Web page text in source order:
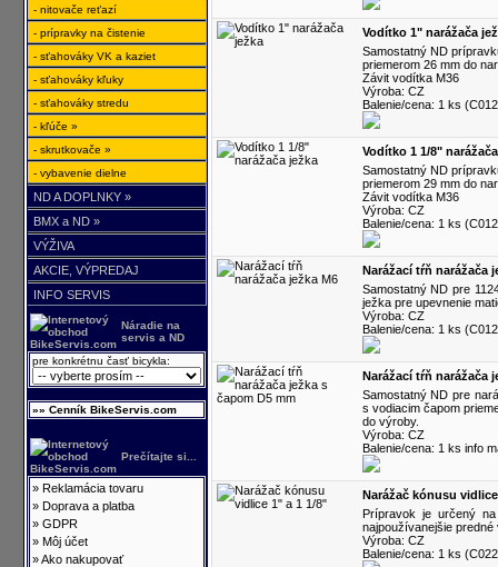
- nitovače reťazí
- prípravky na čistenie
- sťahováky VK a kaziet
- sťahováky kľuky
- sťahováky stredu
- kľúče »
- skrutkovače »
- vybavenie dielne
ND A DOPLNKY »
BMX a ND »
VÝŽIVA
AKCIE, VÝPREDAJ
INFO SERVIS
Náradie na
servis a ND
pre konkrétnu časť bicykla:
»» Cenník BikeServis.com
Prečítajte si...
» Reklamácia tovaru
» Doprava a platba
» GDPR
» Môj účet
»Ako nakupovať
Vodítko 1" narážača
Samostatný ND
priemerom 26 mm do
Závit vodítka M36
Výroba: CZ
Balenie/cena: 1 ks
Vodítko 1 1/8"
Samostatný ND
priemerom 29 mm do
Závit vodítka M36
Výroba: CZ
Balenie/cena: 1 ks
Narážací tŕň narážača
Samostatný ND pre
ježka pre upevnenie
Výroba: CZ
Balenie/cena: 1 ks
Narážací tŕň narážača
Samostatný ND pre
s vodiacim čapom
do výroby.
Výroba: CZ
Balenie/cena: 1 ks info
Narážač kónusu
Prípravok je určený
najpoužívanejšie
Výroba: CZ
Balenie/cena: 1 ks